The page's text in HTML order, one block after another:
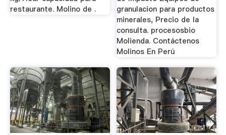
restaurante. Molino de .
granulacion para productos
minerales, Precio de la
consulta. procesosbio
Molienda. Contáctenos
Molinos En Perú